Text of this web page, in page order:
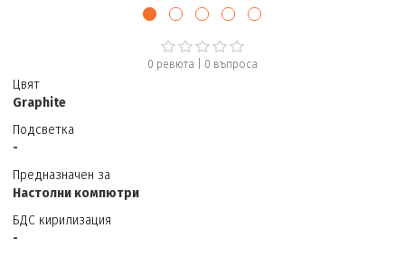
0 ревюта| 0 въпроса
Цвят
Graphite
Подсветка
-
Предназначен за
Настолни компютри
БДС кирилизация
-